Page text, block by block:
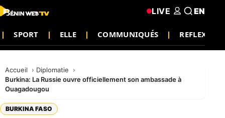
SPORT ELLE COMMUNIQUÉS REFLEXION
LIVE EN
Accueil
Diplomatie
Burkina: La Russie ouvre officiellement son ambassade à
Ouagadougou
BURKINA FASO